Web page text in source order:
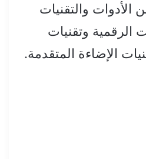
الأدوات والتقنيات
الرقمية وتقنيات
الإضاءة المتقدمة.